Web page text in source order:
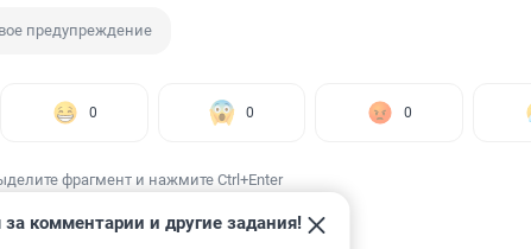
предупреждение
0 0 0
фрагмент и нажмите Ctrl+Enter
комментарии и другие задания!